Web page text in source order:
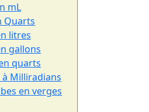
mL
Quarts
litres
gallons
quarts
Milliradians
en verges